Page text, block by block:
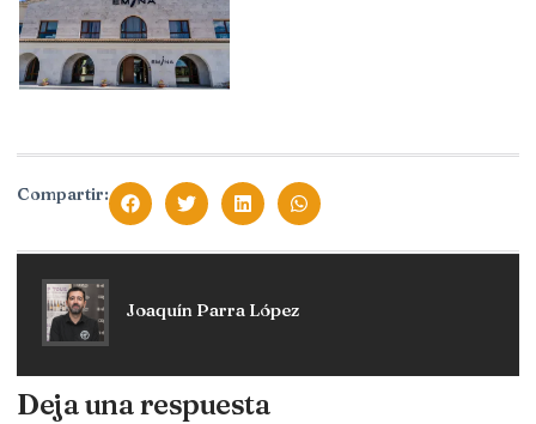
Compartir:
Joaquín Parra López
Deja una respuesta